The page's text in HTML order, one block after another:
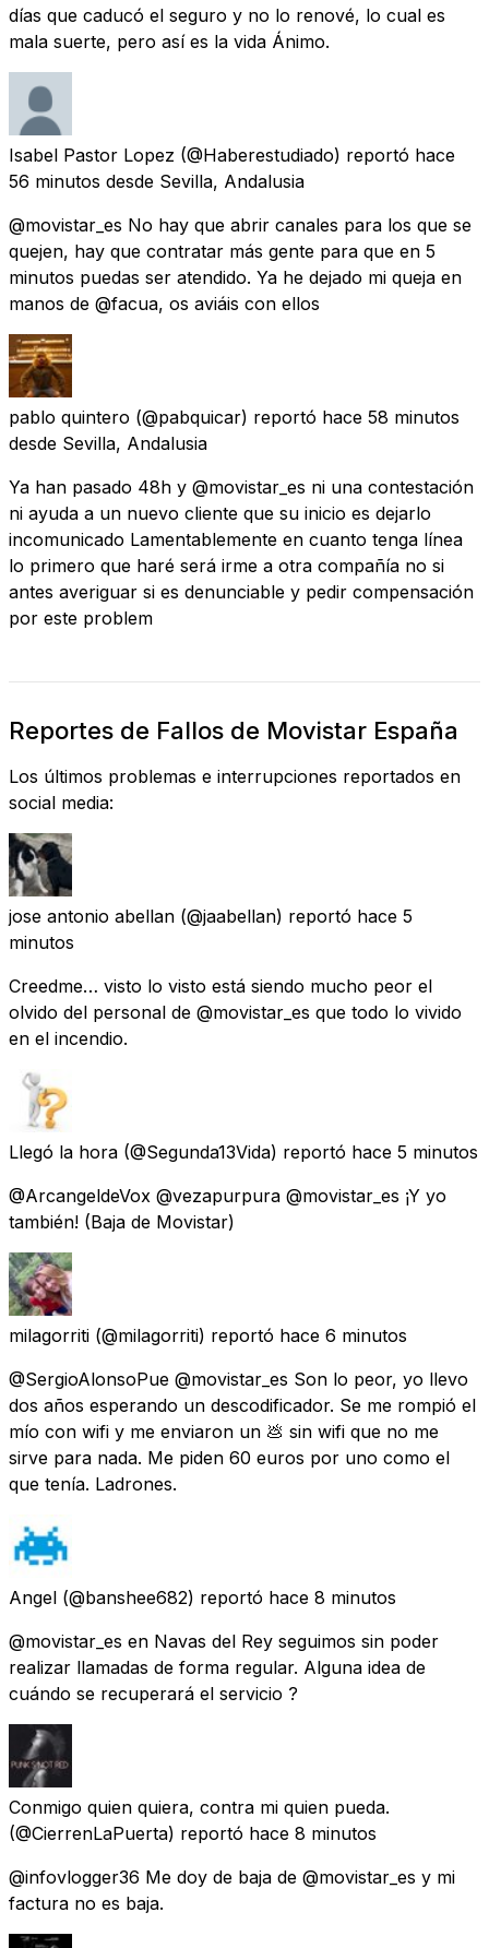
días que caducó el seguro y no lo renové, lo cual es
mala suerte, pero así es la vida Ánimo.
Isabel Pastor Lopez (@Haberestudiado) reportó hace
56 minutos desde Sevilla, Andalusia
@movistar_es No hay que abrir canales para los que se
quejen, hay que contratar más gente para que en 5
minutos puedas ser atendido. Ya he dejado mi queja en
manos de @facua, os aviáis con ellos
pablo quintero (@pabquicar) reportó hace 58 minutos
desde Sevilla, Andalusia
Ya han pasado 48h y @movistar_es ni una contestación
ni ayuda a un nuevo cliente que su inicio es dejarlo
incomunicado Lamentablemente en cuanto tenga línea
lo primero que haré será irme a otra compañía no si
antes averiguar si es denunciable y pedir compensación
por este problem
Reportes de Fallos de Movistar España
Los últimos problemas e interrupciones reportados en
social media:
jose antonio abellan (@jaabellan) reportó hace 5
minutos
Creedme… visto lo visto está siendo mucho peor el
olvido del personal de @movistar_es que todo lo vivido
en el incendio.
Llegó la hora (@Segunda13Vida) reportó hace 5 minutos
@ArcangeldeVox @vezapurpura @movistar_es ¡Y yo
también! (Baja de Movistar)
milagorriti (@milagorriti) reportó hace 6 minutos
@SergioAlonsoPue @movistar_es Son lo peor, yo llevo
dos años esperando un descodificador. Se me rompió el
mío con wifi y me enviaron un 💩 sin wifi que no me
sirve para nada. Me piden 60 euros por uno como el
que tenía. Ladrones.
Angel (@banshee682) reportó hace 8 minutos
@movistar_es en Navas del Rey seguimos sin poder
realizar llamadas de forma regular. Alguna idea de
cuándo se recuperará el servicio ?
Conmigo quien quiera, contra mi quien pueda.
(@CierrenLaPuerta) reportó hace 8 minutos
@infovlogger36 Me doy de baja de @movistar_es y mi
factura no es baja.